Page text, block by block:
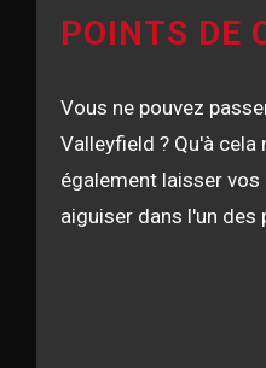
POINTS DE
Vous ne pouvez
Valleyfield ? Qu'à cela
également laisser
aiguiser dans l'un des